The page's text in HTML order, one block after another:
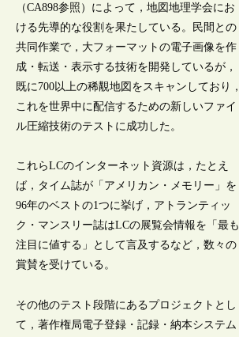
（CA898参照）によって，地図地理学会にお
ける先導的な役割を果たしている。民間との
共同作業で，大フォーマットの電子画像を作
成・転送・表示する技術を開発しているが，
既に700以上の稀覯地図をスキャンしており，
これを世界中に配信するための新しいファイ
ル圧縮技術のテストに成功した。
これらLCのインターネット資源は，たとえ
ば，タイム誌が「アメリカン・メモリー」を
96年のベストの1つに挙げ，アトランティッ
ク・マンスリー誌はLCの展覧会情報を「最も
注目に値する」として言及するなど，数々の
賞賛を受けている。
その他のテスト段階にあるプロジェクトとし
て，著作権局電子登録・記録・納本システム